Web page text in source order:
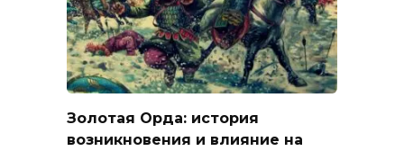
Золотая Орда: история
возникновения и влияние на